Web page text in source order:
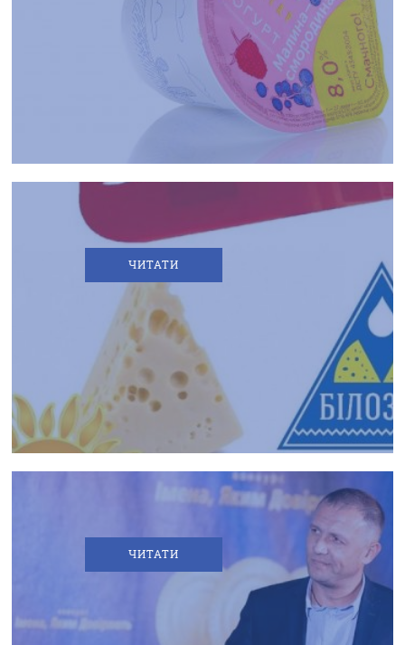
НОВИНИ
ПАРТНЕРАМ
КОНТАКТИ
ЛЮБЛЮ
СВОЄ,
ВІННИЦЬКЕ!
ЧИТАТИ
БІЛОЗГАР™
"ТІЛЬКИ
ПЕРШІ"!
ЧИТАТИ
НОВИНКА
ТМ
"БІЛОЗГАР"